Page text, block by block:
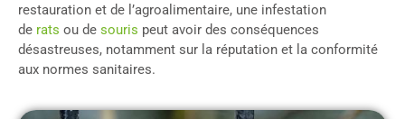
restauration et de l’agroalimentaire, une infestation
de rats ou de souris peut avoir des conséquences
désastreuses, notamment sur la réputation et la conformité
aux normes sanitaires.